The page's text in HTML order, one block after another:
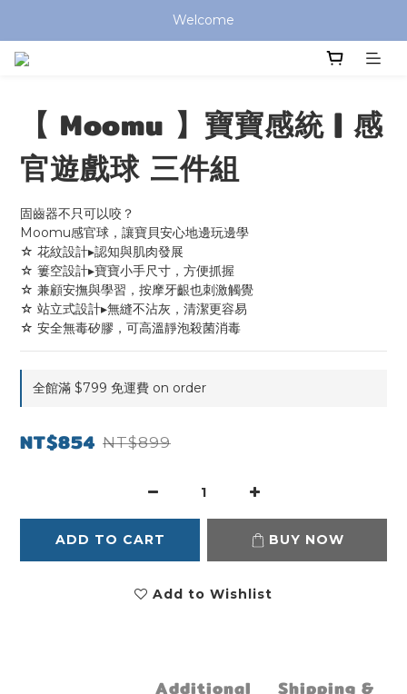
全館滿 $799 免運費 (僅提供台灣本島區域，外島地區請洽客服)
Welcome
全館滿 $799 免運費 (僅提供台灣本島區域，外島地區請洽客服)
【 Moomu 】寶寶感統 | 感
官遊戲球 三件組
固齒器不只可以咬？
Moomu感官球，讓寶貝安心地邊玩邊學
☆ 花紋設計▸認知與肌肉發展
☆ 簍空設計▸寶寶小手尺寸，方便抓握
☆ 兼顧安撫與學習，按摩牙齦也刺激觸覺
☆ 站立式設計▸無縫不沾灰，清潔更容易
☆ 安全無毒矽膠，可高溫靜泡殺菌消毒
全館滿 $799 免運費 on order
NT$854 NT$899
ADD TO CART BUY NOW
Add to Wishlist
Additional
Shipping &